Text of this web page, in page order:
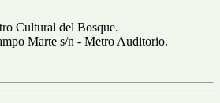
Cultural del Bosque.
Marte s/n - Metro Auditorio.